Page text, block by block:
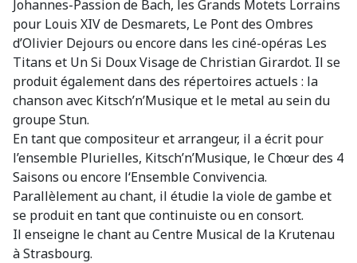
Johannes-Passion de Bach, les Grands Motets Lorrains
pour Louis XIV de Desmarets, Le Pont des Ombres
d’Olivier Dejours ou encore dans les ciné-opéras Les
Titans et Un Si Doux Visage de Christian Girardot. Il se
produit également dans des répertoires actuels : la
chanson avec Kitsch’n’Musique et le metal au sein du
groupe Stun.
En tant que compositeur et arrangeur, il a écrit pour
l’ensemble Plurielles, Kitsch’n’Musique, le Chœur des 4
Saisons ou encore l‘Ensemble Convivencia.
Parallèlement au chant, il étudie la viole de gambe et
se produit en tant que continuiste ou en consort.
Il enseigne le chant au Centre Musical de la Krutenau
à Strasbourg.